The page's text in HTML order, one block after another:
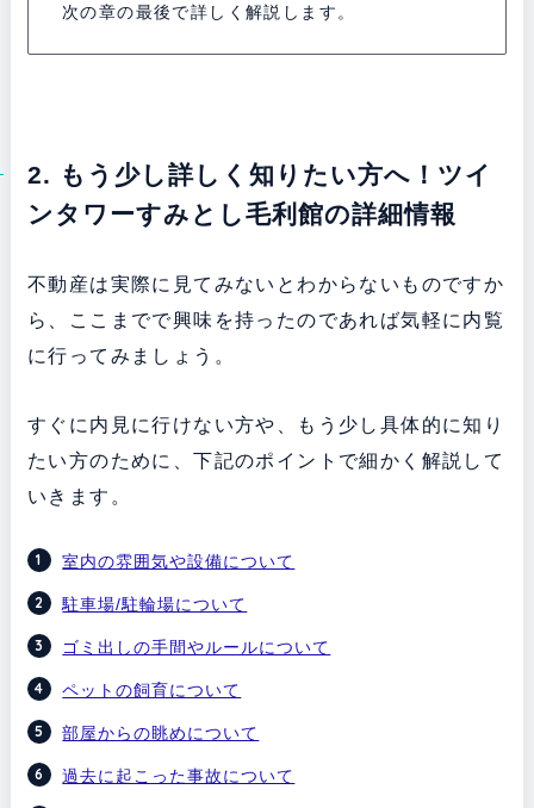
次の章の最後で詳しく解説します。
2. もう少し詳しく知りたい方へ！ツイ
ンタワーすみとし毛利館の詳細情報
不動産は実際に見てみないとわからないものですか
ら、ここまでで興味を持ったのであれば気軽に内覧
に行ってみましょう。
すぐに内見に行けない方や、もう少し具体的に知り
たい方のために、下記のポイントで細かく解説して
いきます。
室内の雰囲気や設備について
駐車場/駐輪場について
ゴミ出しの手間やルールについて
ペットの飼育について
部屋からの眺めについて
過去に起こった事故について